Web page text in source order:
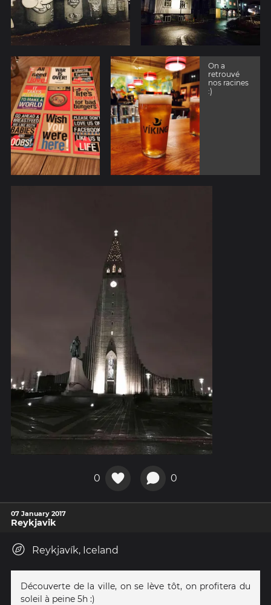
On a
retrouvé
nos racines
:)
0 0
07 January 2017
Reykjavik
Reykjavík, Iceland
Découverte de la ville, on se lève tôt, on profitera du
soleil à peine 5h :)